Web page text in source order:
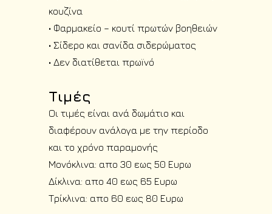
κουζίνα
• Φαρμακείο – κουτί πρωτών βοηθειών
• Σίδερο και σανίδα σιδερώματος
• Δεν διατίθεται πρωïνό
Τιμές
Οι τιμές είναι ανά δωμάτιο και
διαφέρουν ανάλογα με την περίοδο
και το χρόνο παραμονής
Μονόκλινα: απο 30 εως 50 Ευρω
Δίκλινα: απο 40 εως 65 Ευρω
Τρίκλινα: απο 60 εως 80 Ευρω